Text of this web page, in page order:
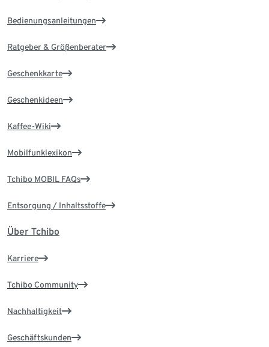
Bedienungsanleitungen
Ratgeber & Größenberater
Geschenkkarte
Geschenkideen
Kaffee-Wiki
Mobilfunklexikon
Tchibo MOBIL FAQs
Entsorgung / Inhaltsstoffe
Über Tchibo
Karriere
Tchibo Community
Nachhaltigkeit
Geschäftskunden